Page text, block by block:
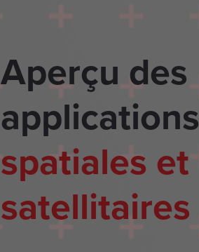
Aperçu des
applications
spatiales et
satellitaires